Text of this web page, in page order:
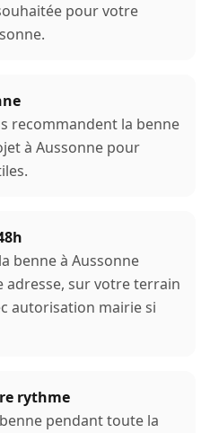
pour votre
.
recommandent la benne
à Aussonne pour
benne à Aussonne
adresse, sur votre terrain
autorisation mairie si
rythme
pendant toute la